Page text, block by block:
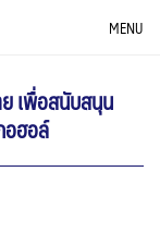
MENU
เพื่อสนับสนุน
อฮอล์